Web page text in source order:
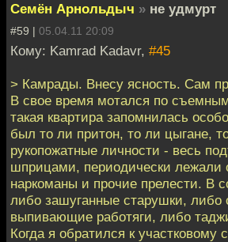
Семён Арнольдыч » не удмурт
#59 | 05.04.11 20:09
Кому: Kamrad Kadavr, #45
> Камрады. Внесу ясность. Сам
В свое время мотался по
такая квартира запомнилась
был то ли притон, то ли цыгане,
рукопожатные личности - весь
шприцами, периодически лежали
наркоманы и прочие прелести. В
либо зашуганные старушки, либо
выпивающие работяги, либо
Когда я обратился к участковому